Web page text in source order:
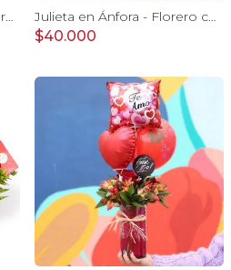
Ágata Rojo y Blanco en florero - rosas y astromelias Julieta en Ánfora - Florero con 10 rosas rojo y limonium
$40.000